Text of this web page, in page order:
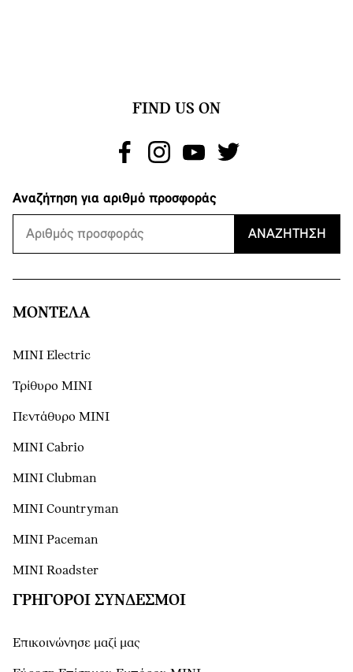
FIND US ON
Αναζήτηση για αριθμό προσφοράς
ΑΝΑΖΉΤΗΣΗ
ΜΟΝΤΕΛΑ
MINI Electric
Τρίθυρο MINI
Πεντάθυρο MINI
MINI Cabrio
MINI Clubman
MINI Countryman
MINI Paceman
MINI Roadster
ΓΡΉΓΟΡΟΙ ΣΎΝΔΕΣΜΟΙ
Επικοινώνησε μαζί μας